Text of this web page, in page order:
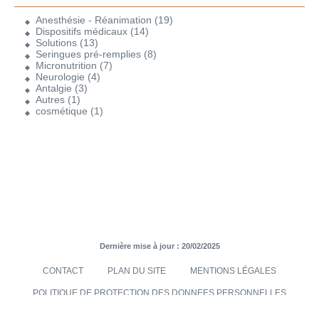
Anesthésie - Réanimation (19)
Dispositifs médicaux (14)
Solutions (13)
Seringues pré-remplies (8)
Micronutrition (7)
Neurologie (4)
Antalgie (3)
Autres (1)
cosmétique (1)
Dernière mise à jour : 20/02/2025
CONTACT PLAN DU SITE MENTIONS LÉGALES
POLITIQUE DE PROTECTION DES DONNEES PERSONNELLES